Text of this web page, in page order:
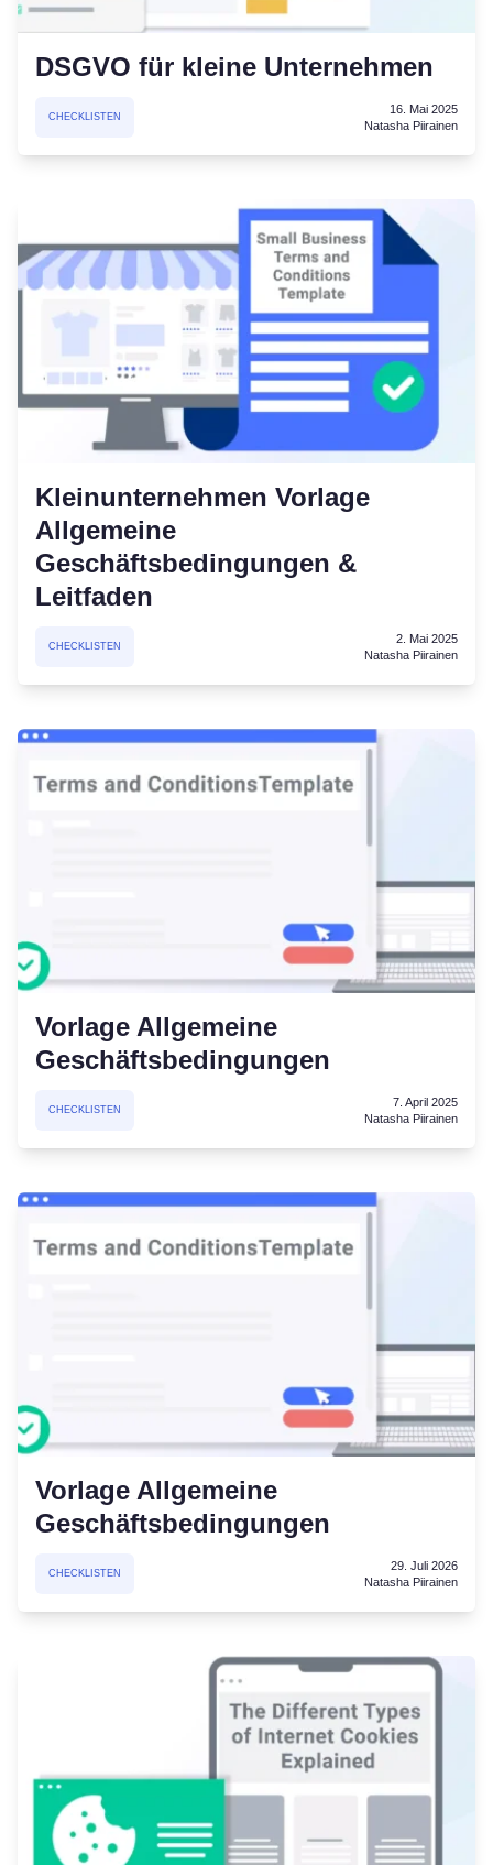
DSGVO für kleine Unternehmen
CHECKLISTEN
16. Mai 2025
Natasha Piirainen
Kleinunternehmen Vorlage
Allgemeine
Geschäftsbedingungen &
Leitfaden
CHECKLISTEN
2. Mai 2025
Natasha Piirainen
Vorlage Allgemeine
Geschäftsbedingungen
CHECKLISTEN
7. April 2025
Natasha Piirainen
Vorlage Allgemeine
Geschäftsbedingungen
CHECKLISTEN
29. Juli 2026
Natasha Piirainen